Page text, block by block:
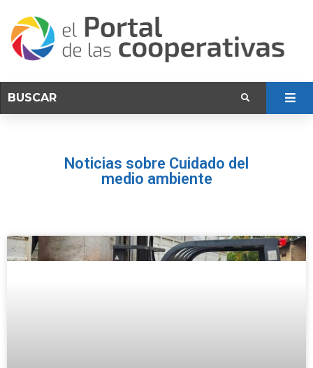
Noticias sobre Cuidado del
medio ambiente